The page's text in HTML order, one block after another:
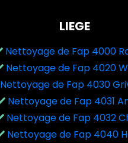
LIEGE
Nettoyage de Fap 4000
Nettoyage de Fap 4020
Nettoyage de Fap 4030
Nettoyage de Fap 4031
Nettoyage de Fap 4032
Nettoyage de Fap 4040